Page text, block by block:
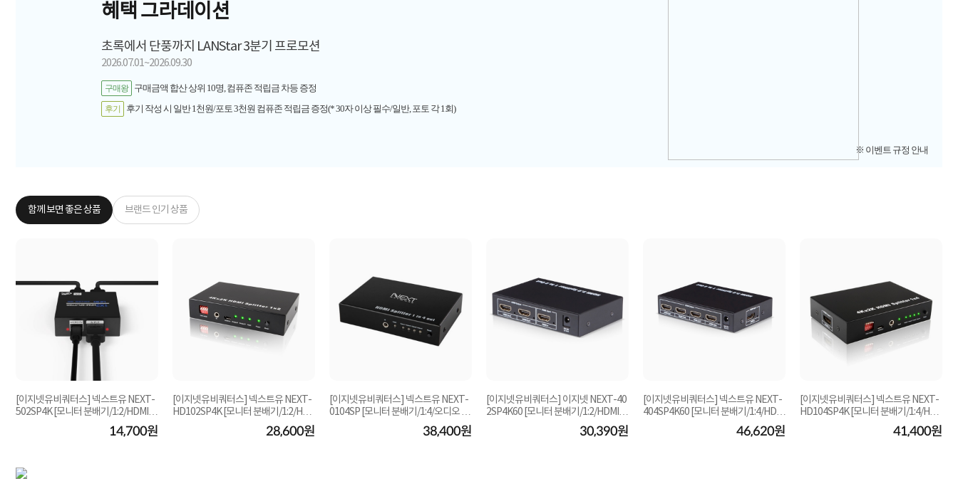
혜택 그라데이션
초록에서 단풍까지 LANStar 3분기 프로모션
2026.07.01~2026.09.30
구매왕 구매금액 합산 상위 10명, 컴퓨존 적립금 차등 증정
후기 후기 작성 시 일반 1천원/포토 3천원 컴퓨존 적립금 증정(* 30자 이상 필수/일반, 포토 각 1회)
※ 이벤트 규정 안내
함께 보면 좋은 상품 브랜드 인기 상품
[이지넷유비쿼터스] 넥스트유 NEXT-
502SP4K [모니터 분배기/1:2/HDMI/4
14,700원
[이지넷유비쿼터스] 넥스트유 NEXT-
HD102SP4K [모니터 분배기/1:2/HD
28,600원
[이지넷유비쿼터스] 넥스트유 NEXT-
0104SP [모니터 분배기/1:4/오디오 지
38,400원
[이지넷유비쿼터스] 이지넷 NEXT-40
2SP4K60 [모니터 분배기/1:2/HDMI/4
30,390원
[이지넷유비쿼터스] 넥스트유 NEXT-
404SP4K60 [모니터 분배기/1:4/HDM
46,620원
[이지넷유비쿼터스] 넥스트유 NEXT-
HD104SP4K [모니터 분배기/1:4/HD
41,400원